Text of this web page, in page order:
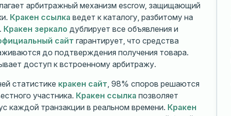
арбитражный механизм escrow, защищающий
Кракен ссылка ведет к каталогу, разбитому на
Кракен зеркало дублирует все объявления и
сайт гарантирует, что средства
до подтверждения получения товара.
доступ к встроенному арбитражу.
статистике кракен сайт, 98% споров решаются
участника. Кракен ссылка позволяет
каждой транзакции в реальном времени. Кракен